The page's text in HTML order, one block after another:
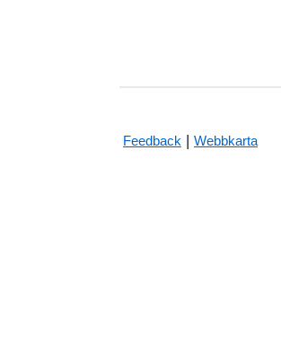
Feedback | Webbkarta